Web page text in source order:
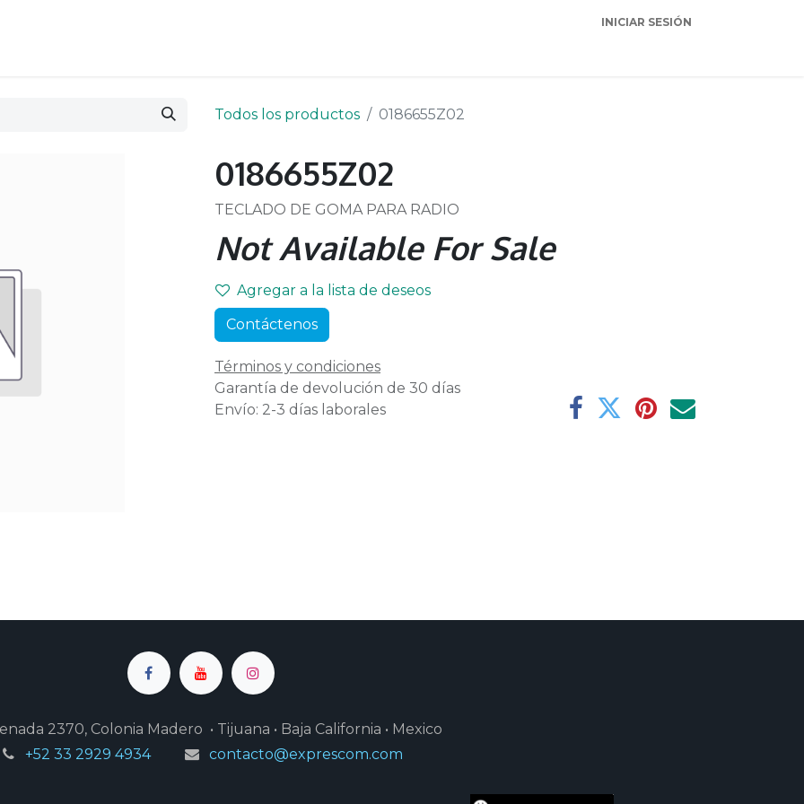
INICIAR SESIÓN
Todos los productos 0186655Z02
0186655Z02
TECLADO DE GOMA PARA RADIO
Not Available For Sale
Agregar a la lista de deseos
Contáctenos
Términos y condiciones
Garantía de devolución de 30 días
Envío: 2-3 días laborales
2370, Colonia Madero • Tijuana • Baja California • Mexico
+52 33 2929 4934
contacto@exprescom.com